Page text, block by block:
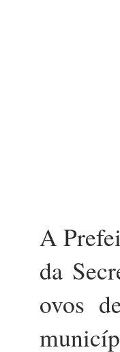
A
da
ovos